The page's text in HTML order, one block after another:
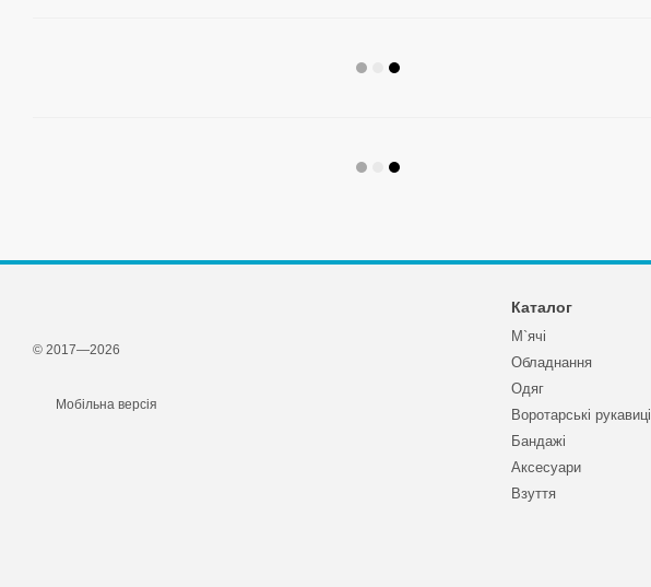
© 2017—2026
Мобільна версія
Каталог
М`ячі
Обладнання
Одяг
Воротарські рукавиці
Бандажі
Аксесуари
Взуття